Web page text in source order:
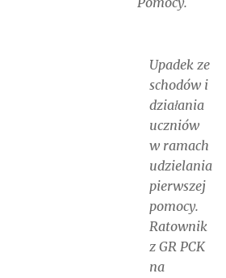
Upadek ze
schodów i
działania
uczniów
w ramach
udzielania
pierwszej
pomocy.
Ratownik
z GR PCK
na